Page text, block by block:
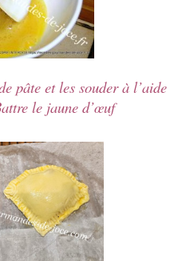
pâte et les souder à l’aide
le jaune d’œuf